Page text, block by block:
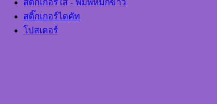
สติ๊กเกอร์ใส - พิมพ์หมึกขาว
สติ๊กเกอร์ไดคัท
โปสเตอร์